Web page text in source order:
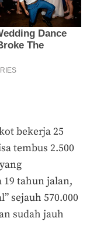
bekerja 25
tembus 2.500
19 tahun jalan,
sejauh 570.000
sudah jauh